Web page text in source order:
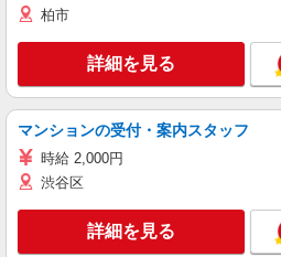
柏市
詳細を見る
マンションの受付・案内スタッフ
時給 2,000円
渋谷区
詳細を見る